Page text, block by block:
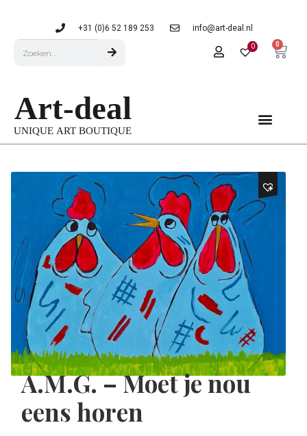
+31 (0)6 52 189 253 info@art-deal.nl
0 0
A.M.G. – Moet je nou
eens horen